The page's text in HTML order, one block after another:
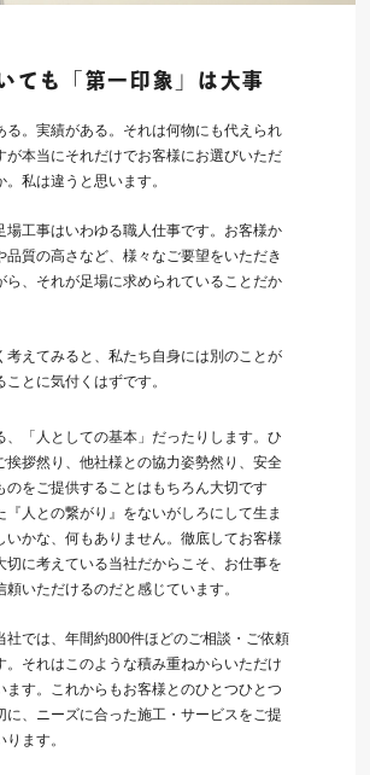
ても「第一印象」は大事
る。実績がある。それは何物にも代えられ
が本当にそれだけでお客様にお選びいただ
私は違うと思います。
場工事はいわゆる職人仕事です。お客様か
品質の高さなど、様々なご要望をいただき
ら、それが足場に求められていることだか
考えてみると、私たち自身には別のことが
とに気付くはずです。
、「人としての基本」だったりします。ひ
挨拶然り、他社様との協力姿勢然り、安全
のをご提供することはもちろん大切です
『人との繋がり』をないがしろにして生ま
いかな、何もありません。徹底してお客様
切に考えている当社だからこそ、お仕事を
頼いただけるのだと感じています。
社では、年間約800件ほどのご相談・ご依頼
。それはこのような積み重ねからいただけ
ます。これからもお客様とのひとつひとつ
に、ニーズに合った施工・サービスをご提
ます。